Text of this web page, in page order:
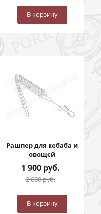
В корзину
Рашпер для кебаба и
овощей
1 900руб.
2 600руб.
В корзину